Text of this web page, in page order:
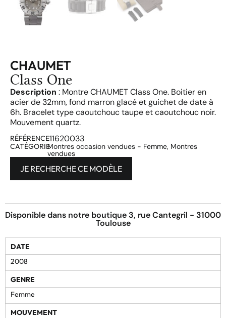
CHAUMET
Class One
Description : Montre CHAUMET Class One. Boitier en
acier de 32mm, fond marron glacé et guichet de date à
6h. Bracelet type caoutchouc taupe et caoutchouc noir.
Mouvement quartz.
RÉFÉRENCE11620033
CATÉGORIEMontres occasion vendues - Femme, Montres
vendues
JE RECHERCHE CE MODÈLE
Disponible dans notre boutique 3, rue Cantegril - 31000
Toulouse
DATE
2008
GENRE
Femme
MOUVEMENT